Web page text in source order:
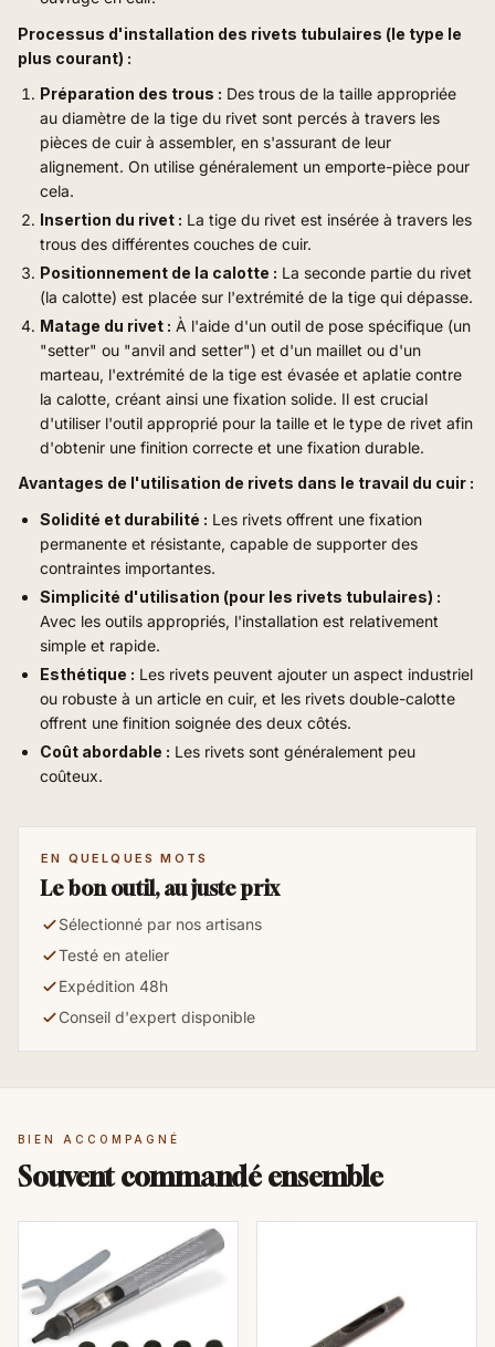
Processus d'installation des rivets tubulaires (le type le
plus courant) :
Préparation des trous : Des trous de la taille appropriée
au diamètre de la tige du rivet sont percés à travers les
pièces de cuir à assembler, en s'assurant de leur
alignement. On utilise généralement un emporte-pièce pour
cela.
Insertion du rivet : La tige du rivet est insérée à travers les
trous des différentes couches de cuir.
Positionnement de la calotte : La seconde partie du rivet
(la calotte) est placée sur l'extrémité de la tige qui dépasse.
Matage du rivet : À l'aide d'un outil de pose spécifique (un
"setter" ou "anvil and setter") et d'un maillet ou d'un
marteau, l'extrémité de la tige est évasée et aplatie contre
la calotte, créant ainsi une fixation solide. Il est crucial
d'utiliser l'outil approprié pour la taille et le type de rivet afin
d'obtenir une finition correcte et une fixation durable.
Avantages de l'utilisation de rivets dans le travail du cuir :
Solidité et durabilité : Les rivets offrent une fixation
permanente et résistante, capable de supporter des
contraintes importantes.
Simplicité d'utilisation (pour les rivets tubulaires) :
Avec les outils appropriés, l'installation est relativement
simple et rapide.
Esthétique : Les rivets peuvent ajouter un aspect industriel
ou robuste à un article en cuir, et les rivets double-calotte
offrent une finition soignée des deux côtés.
Coût abordable : Les rivets sont généralement peu
coûteux.
EN QUELQUES MOTS
Le bon outil, au juste prix
Sélectionné par nos artisans
Testé en atelier
Expédition 48h
Conseil d'expert disponible
BIEN ACCOMPAGNÉ
Souvent commandé ensemble